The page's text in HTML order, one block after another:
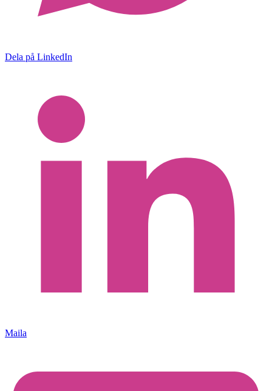
Dela på LinkedIn
Maila